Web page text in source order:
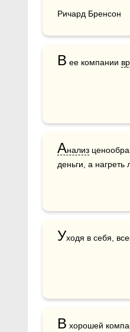
Ричард Бренсон
В ее компании
Анализ
деньги, а нагреть
Уходя в себя,
В хорошей